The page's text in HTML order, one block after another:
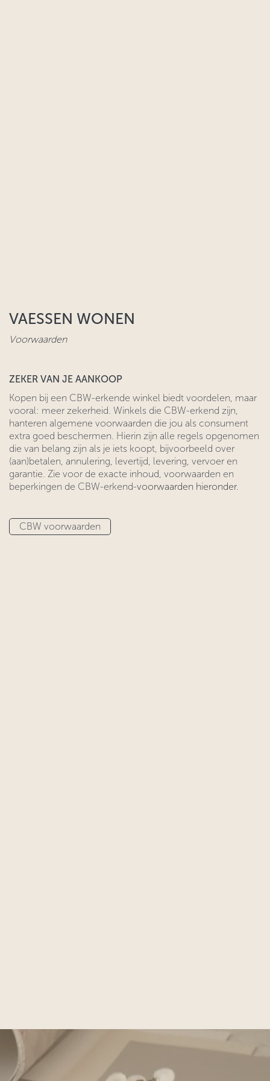
VAESSEN WONEN
Voorwaarden
ZEKER VAN JE AANKOOP
​Kopen bij een CBW-erkende winkel biedt voordelen, maar
vooral: meer zekerheid. Winkels die CBW-erkend zijn,
hanteren algemene voorwaarden ​die jou als consument
extra goed beschermen. Hierin zijn alle regels ​opgenomen
die van belang zijn als je iets koopt, bijvoorbeeld over
(aan)betalen, annulering, levertijd, levering, vervoer en
garantie. Zie voor ​de exacte inhoud, voorwaarden en
beperkingen de CBW-erkend-voorwaarden hieronder.
CBW voo​​​​rwaarden​​​​